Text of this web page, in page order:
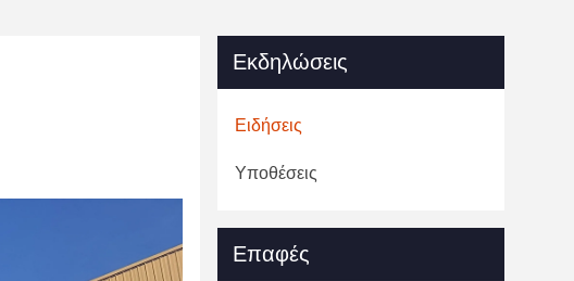
Εκδηλώσεις
Ειδήσεις
Υποθέσεις
Επαφές